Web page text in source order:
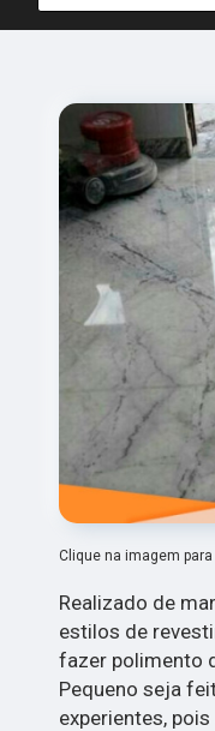
Clique na imagem
Realizado de
estilos de
fazer polimento
Pequeno seja
experientes,